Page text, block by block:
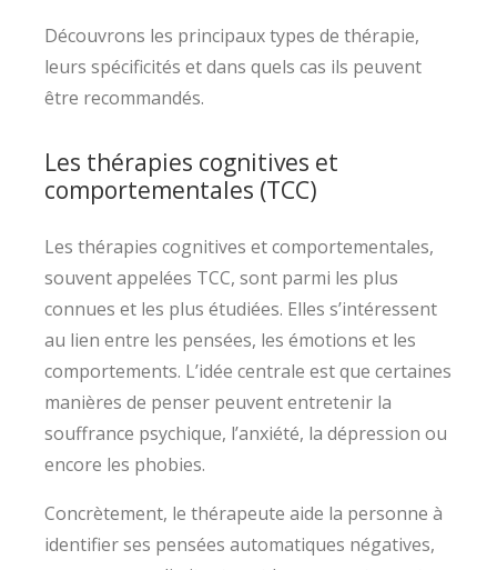
Découvrons les principaux types de thérapie,
leurs spécificités et dans quels cas ils peuvent
être recommandés.
Les thérapies cognitives et
comportementales (TCC)
Les thérapies cognitives et comportementales,
souvent appelées TCC, sont parmi les plus
connues et les plus étudiées. Elles s’intéressent
au lien entre les pensées, les émotions et les
comportements. L’idée centrale est que certaines
manières de penser peuvent entretenir la
souffrance psychique, l’anxiété, la dépression ou
encore les phobies.
Concrètement, le thérapeute aide la personne à
identifier ses pensées automatiques négatives,